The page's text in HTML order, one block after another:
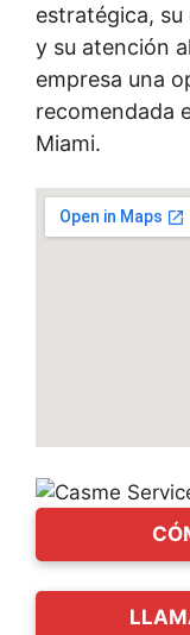
estratégica,
y su atención
empresa una
recomendada
Miami.